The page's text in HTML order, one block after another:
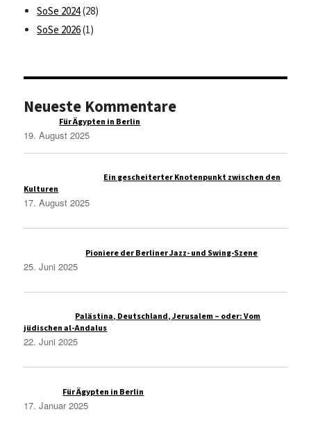
SoSe 2024(28)
SoSe 2026(1)
Neueste Kommentare
Für Ägypten in Berlin
19. August 2025
Ein gescheiterter Knotenpunkt zwischen den
Kulturen
17. August 2025
Pioniere der Berliner Jazz- und Swing-Szene
25. Juni 2025
Palästina, Deutschland, Jerusalem – oder: Vom
jüdischen al-Andalus
22. Juni 2025
Für Ägypten in Berlin
17. Januar 2025